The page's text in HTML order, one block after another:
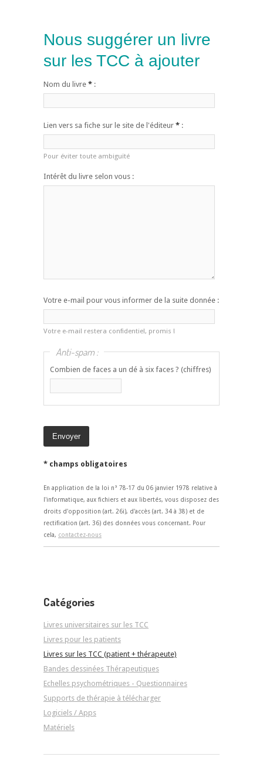
Nous suggérer un livre
sur les TCC à ajouter
Nom du livre * :
Lien vers sa fiche sur le site de l'éditeur * :
Pour éviter toute ambiguïté
Intérêt du livre selon vous :
Votre e-mail pour vous informer de la suite donnée :
Votre e-mail restera confidentiel, promis !
Anti-spam :
Combien de faces a un dé à six faces ? (chiffres)
* champs obligatoires
En application de la loi n° 78-17 du 06 janvier 1978 relative à
l'informatique, aux fichiers et aux libertés, vous disposez des
droits d'opposition (art. 26i), d'accès (art. 34 à 38) et de
rectification (art. 36) des données vous concernant. Pour
cela, contactez-nous
Catégories
Livres universitaires sur les TCC
Livres pour les patients
Livres sur les TCC (patient + thérapeute)
Bandes dessinées Thérapeutiques
Echelles psychométriques - Questionnaires
Supports de thérapie à télécharger
Logiciels / Apps
Matériels